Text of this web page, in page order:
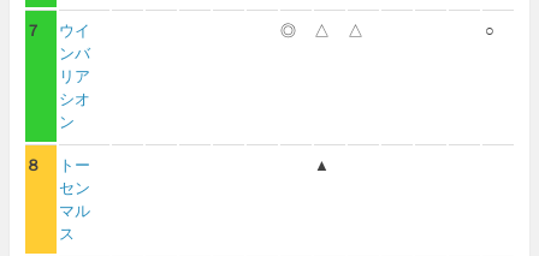
７
ウイ
ンバ
リア
シオ
ン
◎ △ △ ○
８
トー
セン
マル
ス
▲